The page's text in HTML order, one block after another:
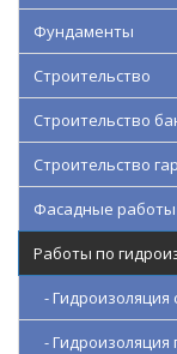
Фундаменты
Строительство
Строительство
Строительство
Фасадные работы
Работы по
- Гидроизоляция
- Гидроизоляция